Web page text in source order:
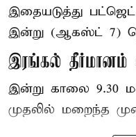
இதையடுத்து
இன்று (ஆகஸ்ட் 7)
இரங்கல் தீர்மானம்
இன்று காலை 9.30
முதலில் மறைந்த